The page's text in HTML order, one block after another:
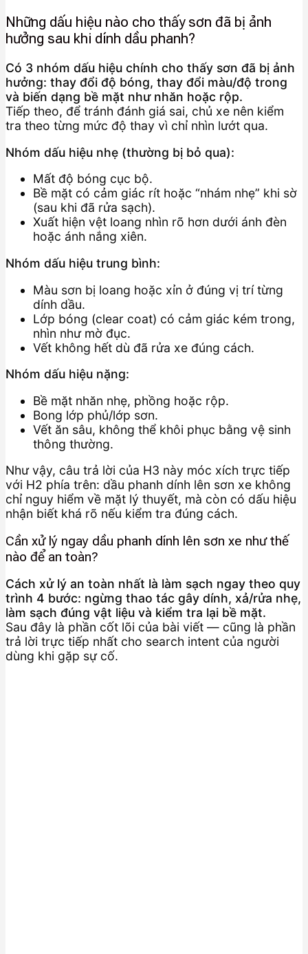
Những dấu hiệu nào cho thấy sơn đã bị ảnh
hưởng sau khi dính dầu phanh?
Có 3 nhóm dấu hiệu chính cho thấy sơn đã bị ảnh
hưởng: thay đổi độ bóng, thay đổi màu/độ trong
và biến dạng bề mặt như nhăn hoặc rộp.
Tiếp theo, để tránh đánh giá sai, chủ xe nên kiểm
tra theo từng mức độ thay vì chỉ nhìn lướt qua.
Nhóm dấu hiệu nhẹ (thường bị bỏ qua):
Mất độ bóng cục bộ.
Bề mặt có cảm giác rít hoặc “nhám nhẹ” khi sờ
(sau khi đã rửa sạch).
Xuất hiện vệt loang nhìn rõ hơn dưới ánh đèn
hoặc ánh nắng xiên.
Nhóm dấu hiệu trung bình:
Màu sơn bị loang hoặc xỉn ở đúng vị trí từng
dính dầu.
Lớp bóng (clear coat) có cảm giác kém trong,
nhìn như mờ đục.
Vết không hết dù đã rửa xe đúng cách.
Nhóm dấu hiệu nặng:
Bề mặt nhăn nhẹ, phồng hoặc rộp.
Bong lớp phủ/lớp sơn.
Vết ăn sâu, không thể khôi phục bằng vệ sinh
thông thường.
Như vậy, câu trả lời của H3 này móc xích trực tiếp
với H2 phía trên: dầu phanh dính lên sơn xe không
chỉ nguy hiểm về mặt lý thuyết, mà còn có dấu hiệu
nhận biết khá rõ nếu kiểm tra đúng cách.
Cần xử lý ngay dầu phanh dính lên sơn xe như thế
nào để an toàn?
Cách xử lý an toàn nhất là làm sạch ngay theo quy
trình 4 bước: ngừng thao tác gây dính, xả/rửa nhẹ,
làm sạch đúng vật liệu và kiểm tra lại bề mặt.
Sau đây là phần cốt lõi của bài viết — cũng là phần
trả lời trực tiếp nhất cho search intent của người
dùng khi gặp sự cố.